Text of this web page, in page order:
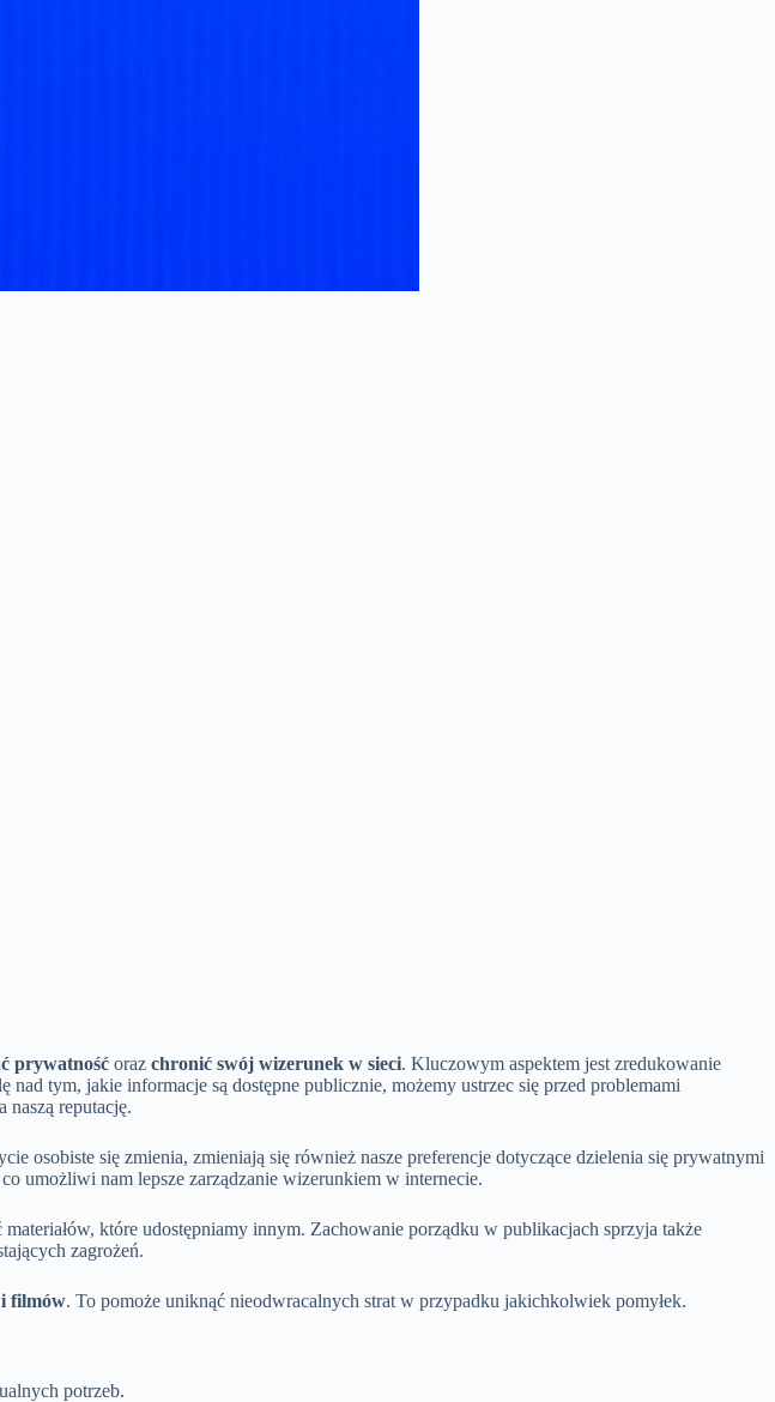
prywatność oraz chronić swój wizerunek w sieci. Kluczowym aspektem jest zredukowanie
nad tym, jakie informacje są dostępne publicznie, możemy ustrzec się przed problemami
reputację.
osobiste się zmienia, zmieniają się również nasze preferencje dotyczące dzielenia się prywatnymi
umożliwi nam lepsze zarządzanie wizerunkiem w internecie.
które udostępniamy innym. Zachowanie porządku w publikacjach sprzyja także
zagrożeń.
i filmów. To pomoże uniknąć nieodwracalnych strat w przypadku jakichkolwiek pomyłek.
potrzeb.